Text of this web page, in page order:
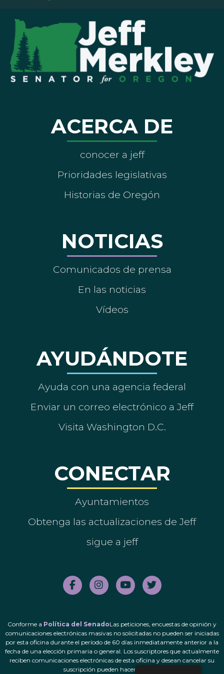
ACERCA DE
conocer a jeff
Prioridades legislativas
Historias de Oregón
NOTICIAS
Comunicados de prensa
En las noticias
Vídeos
AYUDÁNDOTE
Ayuda con una agencia federal
Enviar un correo electrónico a Jeff
Visita Washington D.C.
CONECTAR
Ayuntamientos
Obtenga las actualizaciones de Jeff
sigue a jeff
Conforme a Política del SenadoLas peticiones, encuestas de opinión y
comunicaciones electrónicas masivas no solicitadas no pueden ser iniciadas
por esta oficina durante el período de 60 días inmediatamente anterior a la
fecha de una elección primaria o general. Los suscriptores que actualmente
reciben comunicaciones electrónicas de esta oficina y desean cancelar su
suscripción pueden hacerlo.